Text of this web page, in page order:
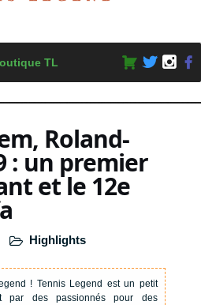
TL
Roland-
: un premier
et le 12e
Highlights
! Tennis Legend est un petit
par des passionnés pour des